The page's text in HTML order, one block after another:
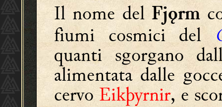
Il nome delFjǫrm
fiumi cosmici del
quanti sgorgano
alimentata dalle
cervoEikþyrnir, e